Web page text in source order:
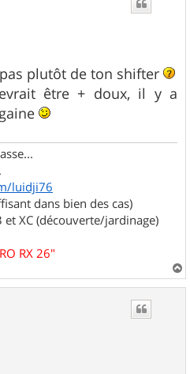
plutôt de ton shifter
être + doux, il y a
luidji76
dans bien des cas)
et XC (découverte/jardinage)
RX 26"
a